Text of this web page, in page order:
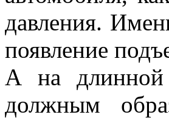
давления.
появление
А на длинной
должным